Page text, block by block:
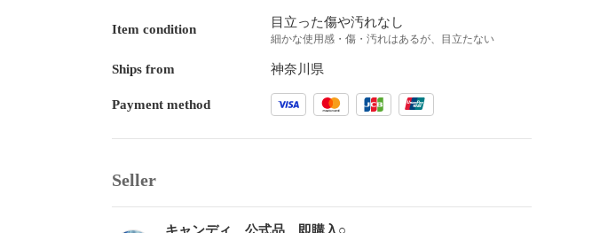
Item condition 目立った傷や汚れなし
細かな使用感・傷・汚れはあるが、目立たない
Ships from 神奈川県
Payment method
Seller